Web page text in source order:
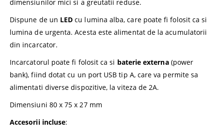
dimensiunilor mici si a greutatii reduse.
Dispune de un LED cu lumina alba, care poate fi folosit ca si
lumina de urgenta. Acesta este alimentat de la acumulatorii
din incarcator.
Incarcatorul poate fi folosit ca si baterie externa(power
bank), fiind dotat cu un port USB tip A, care va permite sa
alimentati diverse dispozitive, la viteza de 2A.
Dimensiuni 80 x 75 x 27 mm
Accesorii incluse: